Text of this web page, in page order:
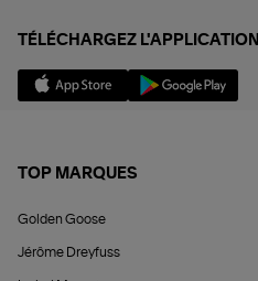
TÉLÉCHARGEZ L'APPLICATION
TOP MARQUES
Golden Goose
Jérôme Dreyfuss